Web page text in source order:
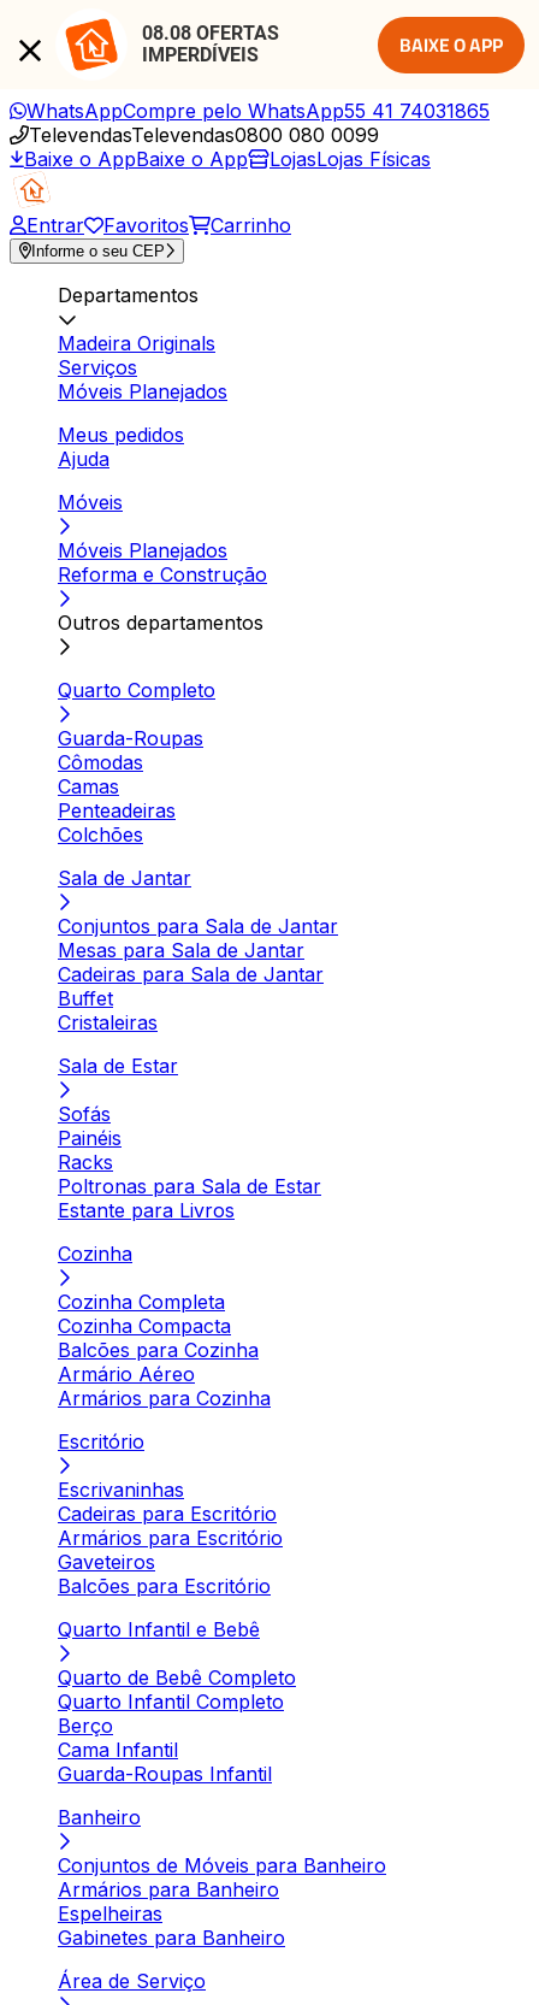
08.08 OFERTAS
IMPERDÍVEIS
BAIXE O APP
WhatsAppCompre pelo WhatsApp55 41 74031865
TelevendasTelevendas0800 080 0099
Baixe o AppBaixe o App LojasLojas Físicas
Entrar Favoritos Carrinho
Informe o seu CEP
Departamentos
Madeira Originals
Serviços
Móveis Planejados
Meus pedidos
Ajuda
Móveis
Móveis Planejados
Reforma e Construção
Outros departamentos
Quarto Completo
Guarda-Roupas
Cômodas
Camas
Penteadeiras
Colchões
Sala de Jantar
Conjuntos para Sala de Jantar
Mesas para Sala de Jantar
Cadeiras para Sala de Jantar
Buffet
Cristaleiras
Sala de Estar
Sofás
Painéis
Racks
Poltronas para Sala de Estar
Estante para Livros
Cozinha
Cozinha Completa
Cozinha Compacta
Balcões para Cozinha
Armário Aéreo
Armários para Cozinha
Escritório
Escrivaninhas
Cadeiras para Escritório
Armários para Escritório
Gaveteiros
Balcões para Escritório
Quarto Infantil e Bebê
Quarto de Bebê Completo
Quarto Infantil Completo
Berço
Cama Infantil
Guarda-Roupas Infantil
Banheiro
Conjuntos de Móveis para Banheiro
Armários para Banheiro
Espelheiras
Gabinetes para Banheiro
Área de Serviço